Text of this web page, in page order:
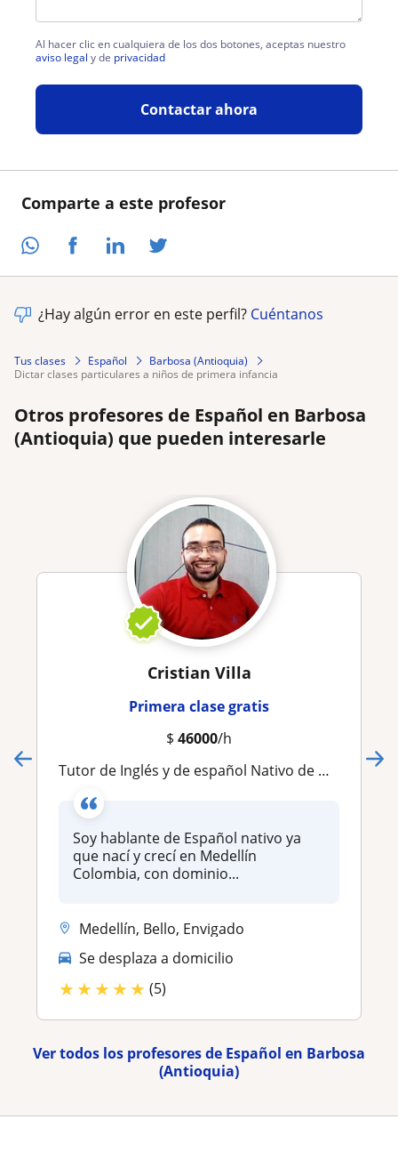
Comparte a este profesor
Al hacer clic en cualquiera de los dos botones, aceptas nuestro
aviso legal y de privacidad
Contactar ahora
¿Hay algún error en este perfil? Cuéntanos
Tus clases Español
Barbosa (Antioquia)
dictar clases particulares a niños de primera infancia
Otros profesores de Español en Barbosa
(Antioquia) que pueden interesarle
Cristian Villa
Primera clase gratis
$ 46000/h
Tutor de Inglés y de español Nativo de Medellín Colombia
Soy hablante de Español nativo ya
que nací y crecí en Medellín
Colombia, con dominio...
Medellín, Bello, Envigado
Se desplaza a domicilio
★★★★★ (5)
Ver todos los profesores de Español en Barbosa
(Antioquia)